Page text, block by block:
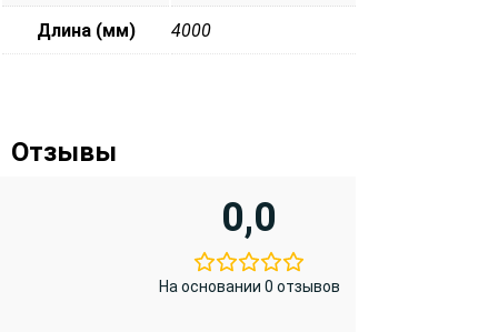
Длина (мм) 4000
Отзывы
0,0
На основании 0 отзывов